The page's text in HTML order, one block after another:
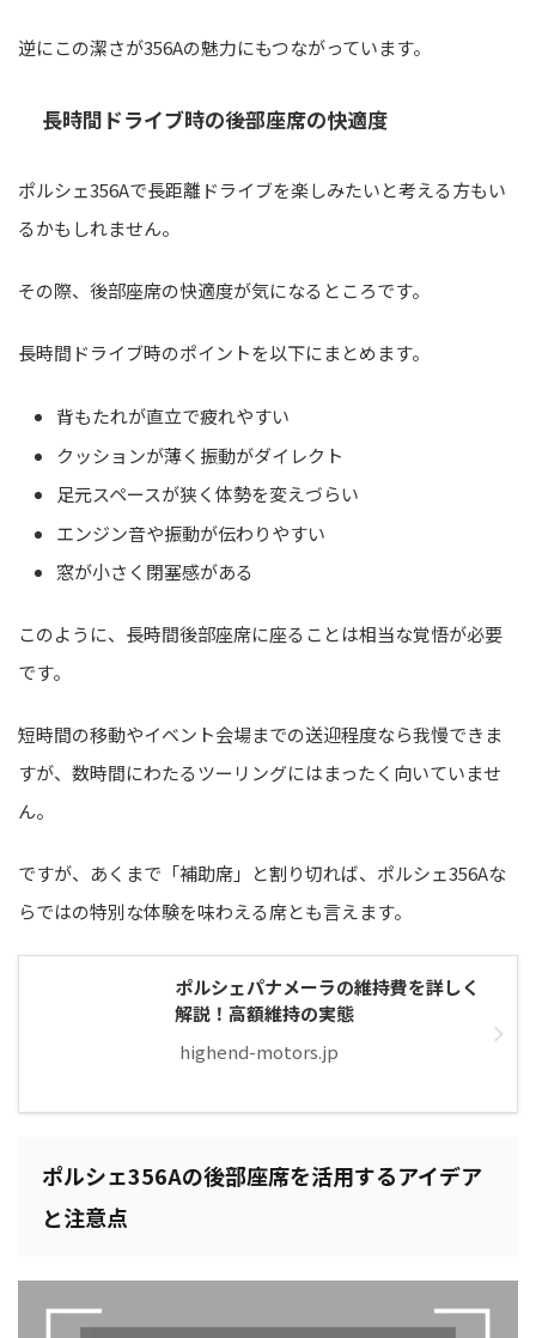
逆にこの潔さが356Aの魅力にもつながっています。
長時間ドライブ時の後部座席の快適度
ポルシェ356Aで長距離ドライブを楽しみたいと考える方もい
るかもしれません。
その際、後部座席の快適度が気になるところです。
長時間ドライブ時のポイントを以下にまとめます。
背もたれが直立で疲れやすい
クッションが薄く振動がダイレクト
足元スペースが狭く体勢を変えづらい
エンジン音や振動が伝わりやすい
窓が小さく閉塞感がある
このように、長時間後部座席に座ることは相当な覚悟が必要
です。
短時間の移動やイベント会場までの送迎程度なら我慢できま
すが、数時間にわたるツーリングにはまったく向いていませ
ん。
ですが、あくまで「補助席」と割り切れば、ポルシェ356Aな
らではの特別な体験を味わえる席とも言えます。
ポルシェパナメーラの維持費を詳しく
解説！高額維持の実態
highend-motors.jp
ポルシェ356Aの後部座席を活用するアイデア
と注意点